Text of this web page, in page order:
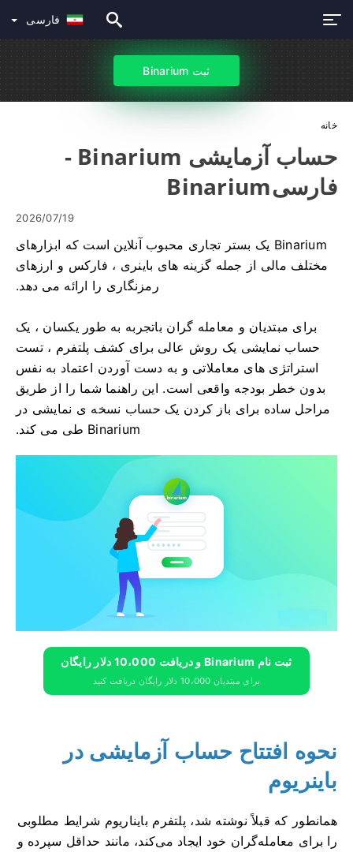
فارسی
ثبت Binarium
خانه
حساب آزمایشی Binarium -
فارسیBinarium
2026/07/19
Binarium یک بستر تجاری محبوب آنلاین است که ابزارهای
مختلف مالی از جمله گزینه های باینری ، فارکس و ارزهای
رمزنگاری را ارائه می دهد.
برای مبتدیان و معامله گران باتجربه به طور یکسان ، یک
حساب نمایشی یک روش عالی برای کشف پلتفرم ، تست
استراتژی های معاملاتی و به دست آوردن اعتماد به نفس
بدون خطر بودجه واقعی است. این راهنما شما را از طریق
مراحل ساده برای باز کردن یک حساب نسخه ی نمایشی در
Binarium طی می کند.
ثبت نام Binarium و دریافت 10،000 دلار رایگان
برای مبتدیان 10،000 دلار رایگان دریافت کنید
نحوه افتتاح حساب آزمایشی در
باینریوم
همانطور که قبلاً نوشته شد، پلتفرم بایناریوم شرایط مطلوبی
را برای معامله‌گران خود ایجاد می‌کند، مانند حداقل سپرده و